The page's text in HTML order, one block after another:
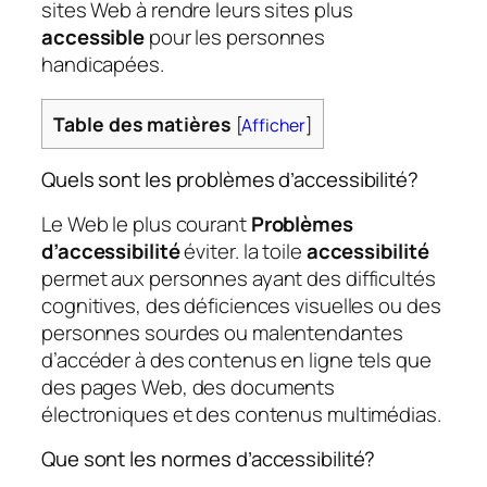
sites Web à rendre leurs sites plus
accessiblepour les personnes
handicapées.
Table des matières [Afficher]
Quels sont les problèmes d’accessibilité?
Le Web le plus courantProblèmes
d’accessibilitééviter. la toileaccessibilité
permet aux personnes ayant des difficultés
cognitives, des déficiences visuelles ou des
personnes sourdes ou malentendantes
d’accéder à des contenus en ligne tels que
des pages Web, des documents
électroniques et des contenus multimédias.
Que sont les normes d’accessibilité?